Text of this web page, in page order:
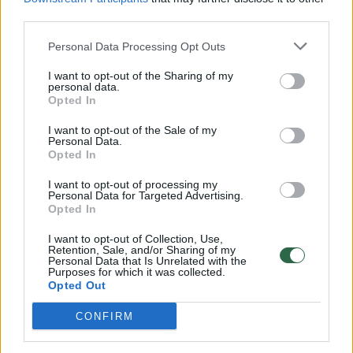
Personal Data Processing Opt Outs
I want to opt-out of the Sharing of my
personal data.
Opted In
I want to opt-out of the Sale of my
Personal Data.
Opted In
I want to opt-out of processing my
Personal Data for Targeted Advertising.
Opted In
I want to opt-out of Collection, Use,
Retention, Sale, and/or Sharing of my
Personal Data that Is Unrelated with the
Purposes for which it was collected.
Opted Out
CONFIRM
32 laipsnių šilumos
Žinios | Orai
V. Zalužno pasisakymą laiko bandymu įsitvirtinti
Laidos | Nauja diena
00:05:25
K. Prunskienės brolis prisiminė jaudinančią akimirką
prieš mirtį: „Tai buvo simbolinis mūsų pagerbimo
ženklas“
Žinios | Lietuvos diena